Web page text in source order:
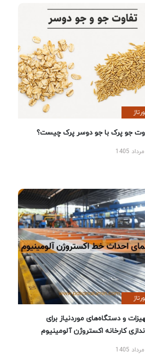
جو پرک با جو دوسر پرک چیست؟
و دستگاه‌های موردنیاز برای
کارخانه اکستروژن آلومینیوم